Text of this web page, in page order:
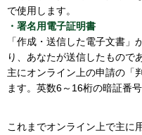
で使用します。
・署名用電子証明書
「作成・送信した電子文書
り、あなたが送信したもので
主にオンライン上の申請の「
ます。英数6～16桁の暗証番
これまでオンライン上で主に